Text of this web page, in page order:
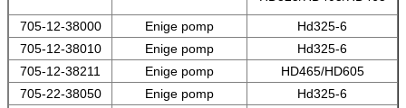
705-12-38000 Enige pomp
Hd325-6
705-12-38010
Enige pomp
Hd325-6
705-12-38211
Enige pomp
HD465/HD605
705-22-38050
Enige pomp
Hd325-6